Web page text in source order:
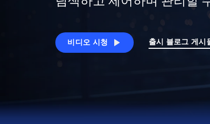
비디오 시청 출시 블로그 게시